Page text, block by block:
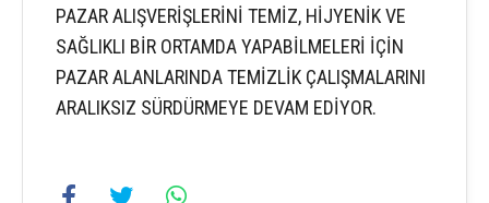
PAZAR ALIŞVERİŞLERİNİ TEMİZ, HİJYENİK VE
SAĞLIKLI BİR ORTAMDA YAPABİLMELERİ İÇİN
PAZAR ALANLARINDA TEMİZLİK ÇALIŞMALARINI
ARALIKSIZ SÜRDÜRMEYE DEVAM EDİYOR.